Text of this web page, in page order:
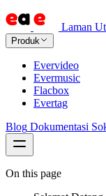
Laman
Produk
Evervideo
Evermusic
Flacbox
Evertag
Blog Dokumentasi
On this page